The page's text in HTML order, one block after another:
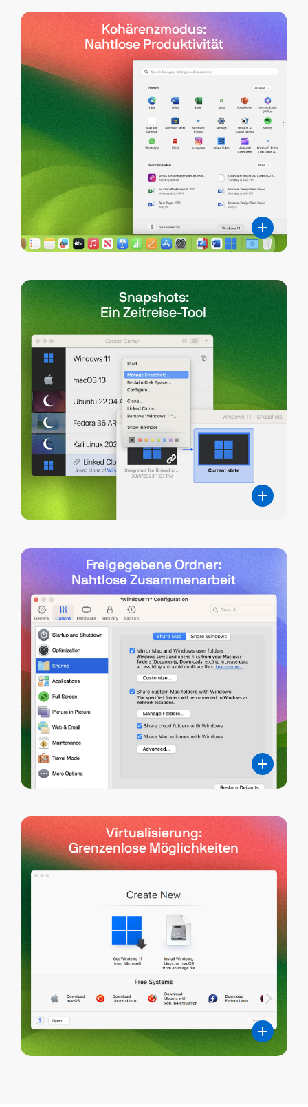
Kohärenzmodus:
Nahtlose Produktivität
Snapshots:
Ein Zeitreise-Tool
Freigegebene Ordner:
Nahtlose Zusammenarbeit
Virtualisierung:
Grenzenlose Möglichkeiten